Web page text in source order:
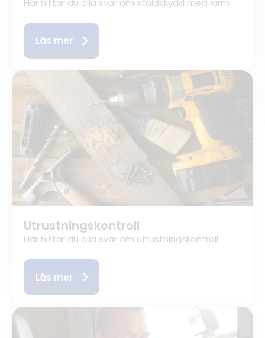
Här hittar du alla svar om stöldskydd med larm
Läs mer
Utrustningskontroll
Här hittar du alla svar om utrustningskontroll
Läs mer